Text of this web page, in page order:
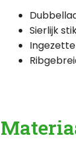
Sierlijk